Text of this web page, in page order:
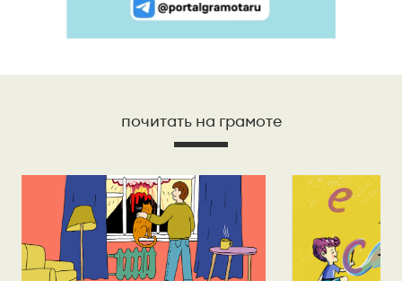
почитать на грамоте